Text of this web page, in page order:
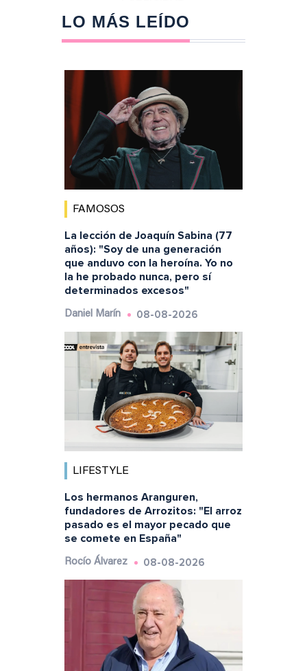
LO MÁS LEÍDO
FAMOSOS
La lección de Joaquín Sabina (77
años): "Soy de una generación
que anduvo con la heroína. Yo no
la he probado nunca, pero sí
determinados excesos"
Daniel Marín 08-08-2026
LIFESTYLE
Los hermanos Aranguren,
fundadores de Arrozitos: "El arroz
pasado es el mayor pecado que
se comete en España"
Rocío Álvarez 08-08-2026